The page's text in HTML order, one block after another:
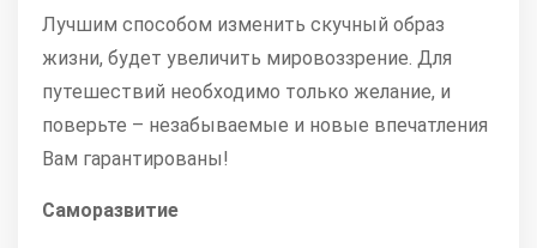
Лучшим способом изменить скучный образ
жизни, будет увеличить мировоззрение. Для
путешествий необходимо только желание, и
поверьте – незабываемые и новые впечатления
Вам гарантированы!
Саморазвитие